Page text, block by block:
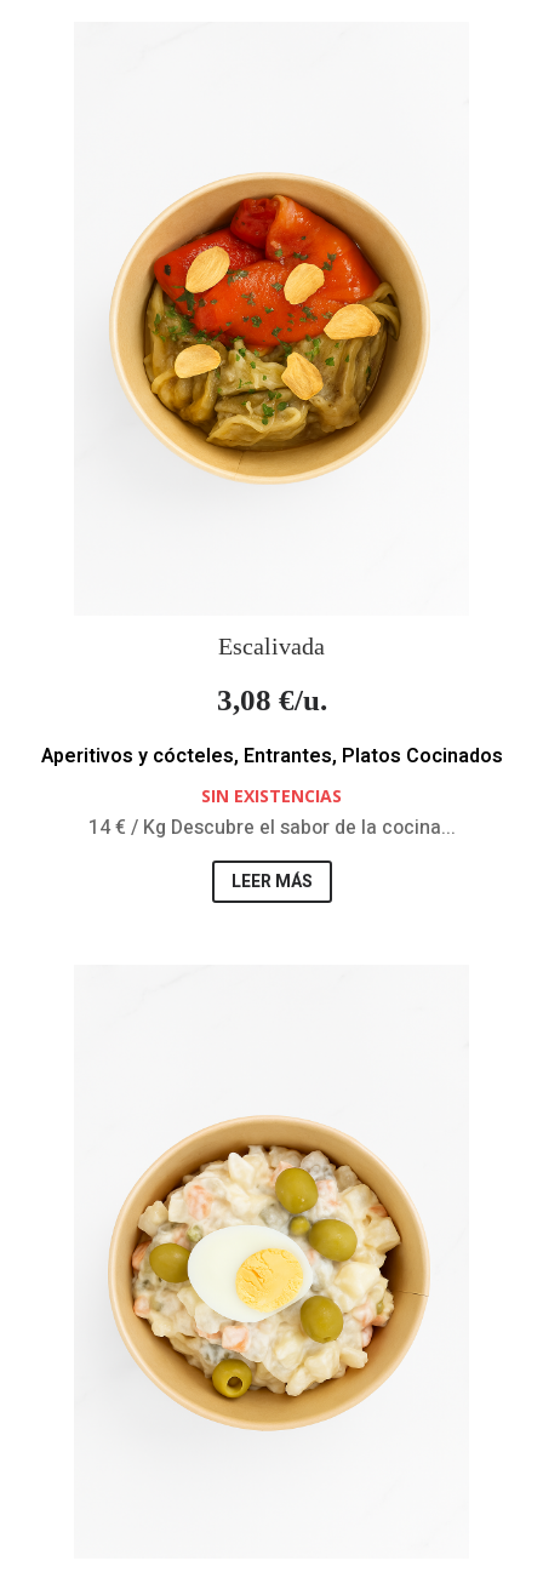
Escalivada
3,08 €/u.
Aperitivos y cócteles, Entrantes, Platos Cocinados
SIN EXISTENCIAS
14 € / Kg Descubre el sabor de la cocina...
LEER MÁS